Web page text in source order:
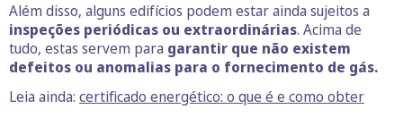
Além disso, alguns edifícios podem estar ainda sujeitos a
inspeções periódicas ou extraordinárias. Acima de
tudo, estas servem para garantir que não existem
defeitos ou anomalias para o fornecimento de gás.
Leia ainda: certificado energético: o que é e como obter